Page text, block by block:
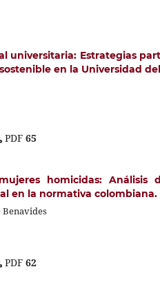
universitaria: Estrategias
en la Universidad
PDF 65
homicidas:
en la normativa colombiana.
PDF 62